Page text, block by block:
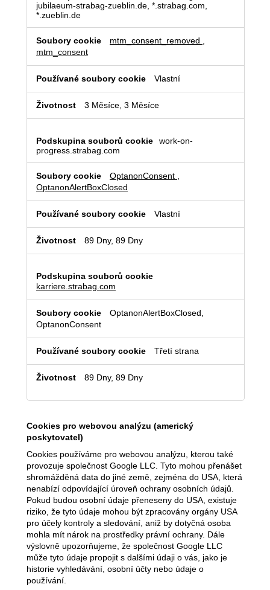
nezbytné
soubory
jubilaeum-strabag-zueblin.de, *.strabag.com,
*.zueblin.de
mtm_consent_removed
mtm_consent
Vlastní
3 Měsíce, 3 Měsíce
work-on-
progress.strabag.com
OptanonConsent
OptanonAlertBoxClosed
Vlastní
89 Dny, 89 Dny
karriere.strabag.com
OptanonAlertBoxClosed,
OptanonConsent
Třetí strana
89 Dny, 89 Dny
Cookies pro webovou analýzu (americký
poskytovatel)
Cookies používáme pro webovou analýzu, kterou také
provozuje společnost Google LLC. Tyto mohou přenášet
shromážděná data do jiné země, zejména do USA, která
nenabízí odpovídající úroveň ochrany osobních údajů.
Pokud budou osobní údaje přeneseny do USA, existuje
riziko, že tyto údaje mohou být zpracovány orgány USA
pro účely kontroly a sledování, aniž by dotyčná osoba
mohla mít nárok na prostředky právní ochrany. Dále
výslovně upozorňujeme, že společnost Google LLC
může tyto údaje propojit s dalšími údaji o vás, jako je
historie vyhledávání, osobní účty nebo údaje o
používání.